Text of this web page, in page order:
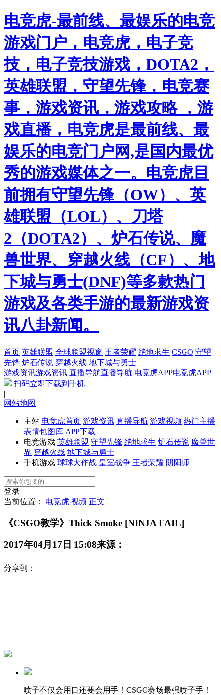
电竞虎-最前线、最娱乐的电竞
游戏门户，电竞虎，电子竞
技，电子竞技游戏，DOTA2，
英雄联盟，守望先锋，电竞赛
事，游戏资讯，游戏攻略 ，游
戏直播，电竞虎是最前线、最
娱乐的电竞门户网,是国内最优
秀的游戏媒体之一。电竞虎目
前拥有守望先锋（OW）、英
雄联盟（LOL）、刀塔
2（DOTA2）、炉石传说、魔
兽世界、穿越火线（CF）、地
下城与勇士(DNF)等多款热门
游戏及各类手游的最新游戏资
讯八卦新闻。
首页 英雄联盟 全球联盟视窗 王者荣耀 绝地求生 CSGO 守望
先锋 炉石传说 穿越火线 地下城与勇士
游戏资讯游戏资讯 直播导航直播导航 电竞虎APP电竞虎APP
扫码立即下载到手机
|
网站地图
主站 电竞虎首页 游戏资讯 直播导航 游戏视频 热门主播
表情包图库 APP下载
电竞游戏 英雄联盟 守望先锋 绝地求生 炉石传说 魔兽世
界 穿越火线 地下城与勇士
手机游戏 球球大作战 皇室战争 王者荣耀 阴阳师
登录
当前位置： 电竞虎 视频 正文
《CSGO教学》Thick Smoke [NINJA FAIL]
2017年04月17日 15:08来源：
分享到：
喷子不仅会用口还要会用手！CSGO赛场最强喷子手！